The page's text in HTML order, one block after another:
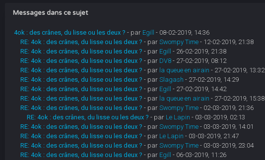
Messages dans ce sujet
4ok : des crânes, du lisse ou les deux ? - par Egill
- 08-02-2019, 14:36
RE: 4ok : des crânes, du lisse ou les deux ? - par Swompy Time- 12-02-2019, 21:38
RE: 4ok : des crânes, du lisse ou les deux ? - par Egill
- 26-02-2019, 21:38
RE: 4ok : des crânes, du lisse ou les deux ? - par DV8- 27-02-2019, 08:12
RE: 4ok : des crânes, du lisse ou les deux ? - par la queue en airain - 27-02-2019, 13:32
RE: 4ok : des crânes, du lisse ou les deux ? - par Slagash - 27-02-2019, 14:29
RE: 4ok : des crânes, du lisse ou les deux ? - par Egill
- 27-02-2019, 14:42
RE: 4ok : des crânes, du lisse ou les deux ? - par la queue en airain - 27-02-2019, 15:38
RE: 4ok : des crânes, du lisse ou les deux ? - par Swompy Time- 02-03-2019, 21:36
RE: 4ok : des crânes, du lisse ou les deux ? - par Le Lapin - 03-03-2019, 02:13
RE: 4ok : des crânes, du lisse ou les deux ? - par Swompy Time- 03-03-2019, 14:01
RE: 4ok : des crânes, du lisse ou les deux ? - par Le Lapin - 03-03-2019, 21:47
RE: 4ok : des crânes, du lisse ou les deux ? - par Swompy Time- 03-03-2019, 23:04
RE: 4ok : des crânes, du lisse ou les deux ? - par Egill
- 06-03-2019, 11:26